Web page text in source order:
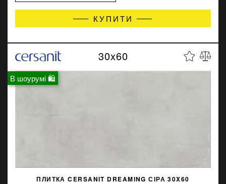
КУПИТИ
В шоурумі 🛍
30x60
ПЛИТКА CERSANIT DREAMING СІРА 30X60